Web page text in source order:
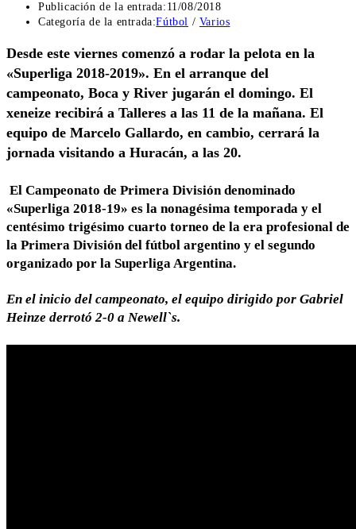
Publicación de la entrada: 11/08/2018
Categoría de la entrada:Fútbol / Varios
Desde este viernes comenzó a rodar la pelota en la
«Superliga 2018-2019». En el arranque del
campeonato, Boca y River jugarán el domingo. El
xeneize recibirá a Talleres a las 11 de la mañana. El
equipo de Marcelo Gallardo, en cambio, cerrará la
jornada visitando a Huracán, a las 20.
El Campeonato de Primera División denominado
«Superliga 2018-19» es la nonagésima temporada y el
centésimo trigésimo cuarto torneo de la era profesional de
la Primera División del fútbol argentino y el segundo
organizado por la Superliga Argentina.
En el inicio del campeonato, el equipo dirigido por Gabriel
Heinze derrotó 2-0 a Newell`s.